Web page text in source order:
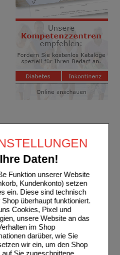
Daten!
Funktion unserer Website
Kundenkonto) setzen
ein. Diese sind technisch
überhaupt funktioniert.
Cookies, Pixel und
unsere Website an das
im Shop
darüber, wie Sie
wir ein, um den Shop
Sie zugeschnittene